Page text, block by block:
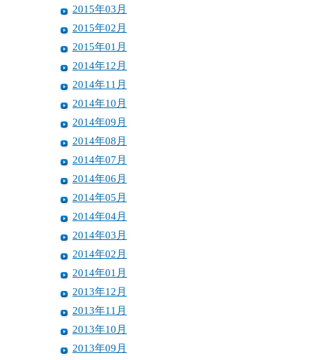
2015年03月
2015年02月
2015年01月
2014年12月
2014年11月
2014年10月
2014年09月
2014年08月
2014年07月
2014年06月
2014年05月
2014年04月
2014年03月
2014年02月
2014年01月
2013年12月
2013年11月
2013年10月
2013年09月